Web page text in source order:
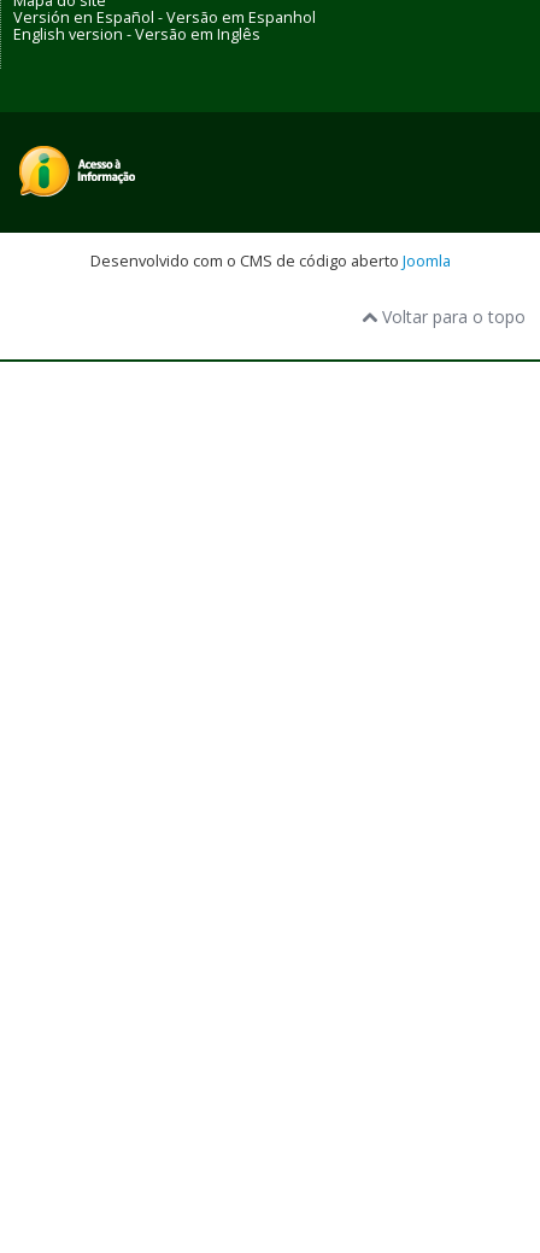
Versión en Español - Versão em Espanhol
English version - Versão em Inglês
Desenvolvido com o CMS de código aberto Joomla
Voltar para o topo